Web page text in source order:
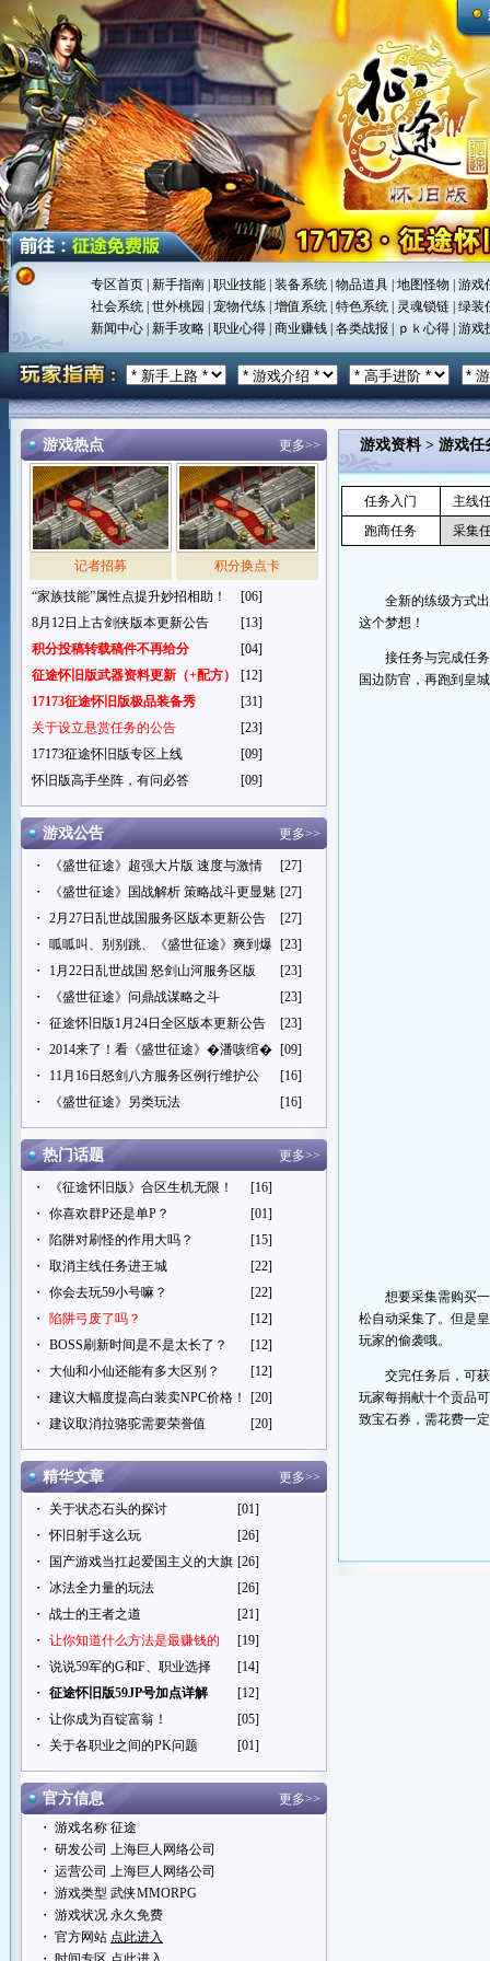
专区首页 |新手指南 |职业技能 |装备系统 |物品道具 |地图怪物 |游戏
社会系统 |世外桃园 |宠物代练 |增值系统 |特色系统 灵魂锁链 |绿装
新闻中心 |新手攻略 |职业心得 |商业赚钱 |各类战报 ｐｋ心得 |游戏
游戏热点 更多>>
记者招募
积分换点卡
“家族技能”属性点提升妙招相助！
[06]
8月12日上古剑侠版本更新公告
[13]
积分投稿转载稿件不再给分
[04]
征途怀旧版武器资料更新（+配方）
[12]
17173征途怀旧版极品装备秀
[31]
关于设立悬赏任务的公告
[23]
17173征途怀旧版专区上线
[09]
怀旧版高手坐阵，有问必答
[09]
游戏公告 更多>>
・ 《盛世征途》超强大片版 速度与激情
[27]
・
《盛世征途》国战解析 策略战斗更显魅 [27]
・
2月27日乱世战国服务区版本更新公告
[27]
・
呱呱叫、别别跳、《盛世征途》爽到爆 [23]
・
1月22日乱世战国 怒剑山河服务区版
[23]
・
《盛世征途》问鼎战谋略之斗
[23]
・
征途怀旧版1月24日全区版本更新公告
[23]
・
2014来了！看《盛世征途》�潘咳绾� [09]
・
11月16日怒剑八方服务区例行维护公
[16]
・
《盛世征途》另类玩法 [16]
热门话题 更多>>
・ 《征途怀旧版》合区生机无限！
[16]
・
你喜欢群P还是单P？
[01]
・
陷阱对刷怪的作用大吗？
[15]
・
取消主线任务进王城
[22]
・
你会去玩59小号嘛？
[22]
・
陷阱弓废了吗？
[12]
・
BOSS刷新时间是不是太长了？
[12]
・
大仙和小仙还能有多大区别？
[12]
・
建议大幅度提高白装卖NPC价格！
[20]
・
建议取消拉骆驼需要荣誉值 [20]
精华文章 更多>>
・ 关于状态石头的探讨
[01]
・
怀旧射手这么玩
[26]
・
国产游戏当扛起爱国主义的大旗 [26]
・
冰法全力量的玩法
[26]
・
战士的王者之道
[21]
・
让你知道什么方法是最赚钱的
[19]
・
说说59军的G和F、职业选择
[14]
・
征途怀旧版59JP号加点详解
[12]
・
让你成为百锭富翁！
[05]
・
关于各职业之间的PK问题 [01]
官方信息
更多>>
・ 游戏名称 征途
・ 研发公司 上海巨人网络公司
・ 运营公司 上海巨人网络公司
・ 游戏类型 武侠MMORPG
・ 游戏状况 永久免费
・ 官方网站 点此进入
游戏资料> 游戏任
任务入门
主线
跑商任务
采集
全新的练级方式
这个梦想！
接任务与完成任
国边防官，再跑到皇
想要采集需购买
松自动采集了。但是
玩家的偷袭哦。
交完任务后，可
玩家每捐献十个贡品
致宝石券，需花费一